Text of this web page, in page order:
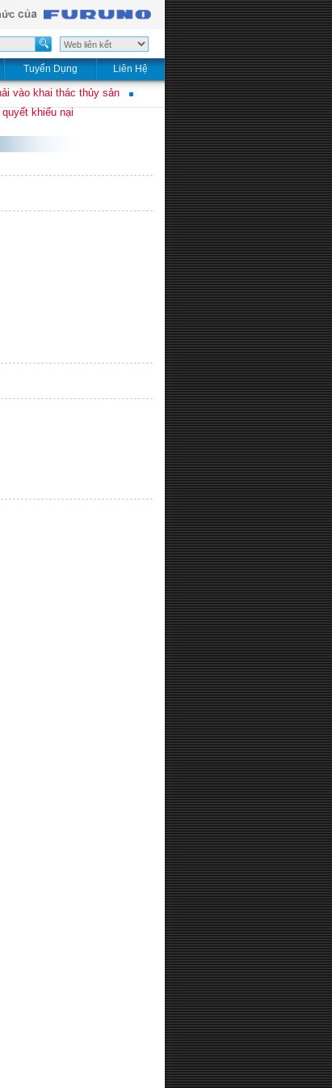
Tuyển Dụng Liên Hệ
vào khai thác thủy sản
khiếu nại